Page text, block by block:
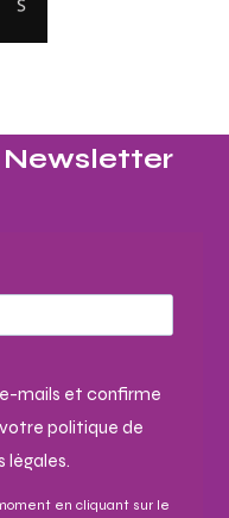
Newsletter​
mails et confirme
politique de
en cliquant sur le